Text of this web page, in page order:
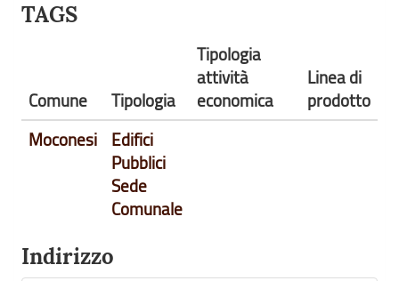
TAGS
Comune Tipologia
Tipologia
attività
economica
Linea di
prodotto
Moconesi
Edifici
Pubblici
Sede
Comunale
Indirizzo